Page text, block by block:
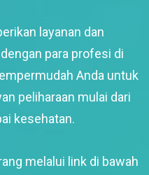
layanan dan
para profesi di
Anda untuk
peliharaan mulai dari
kesehatan.
melalui link di bawah